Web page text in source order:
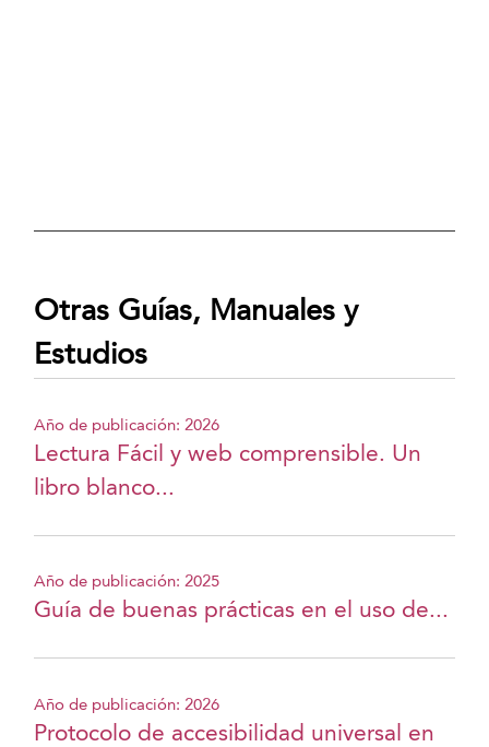
Otras Guías, Manuales y
Estudios
Año de publicación: 2026
Lectura Fácil y web comprensible. Un
libro blanco...
Año de publicación: 2025
Guía de buenas prácticas en el uso de...
Año de publicación: 2026
Protocolo de accesibilidad universal en